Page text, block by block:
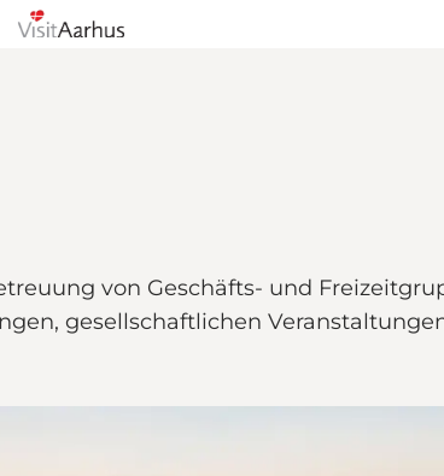
von Geschäfts- und
gesellschaftlichen